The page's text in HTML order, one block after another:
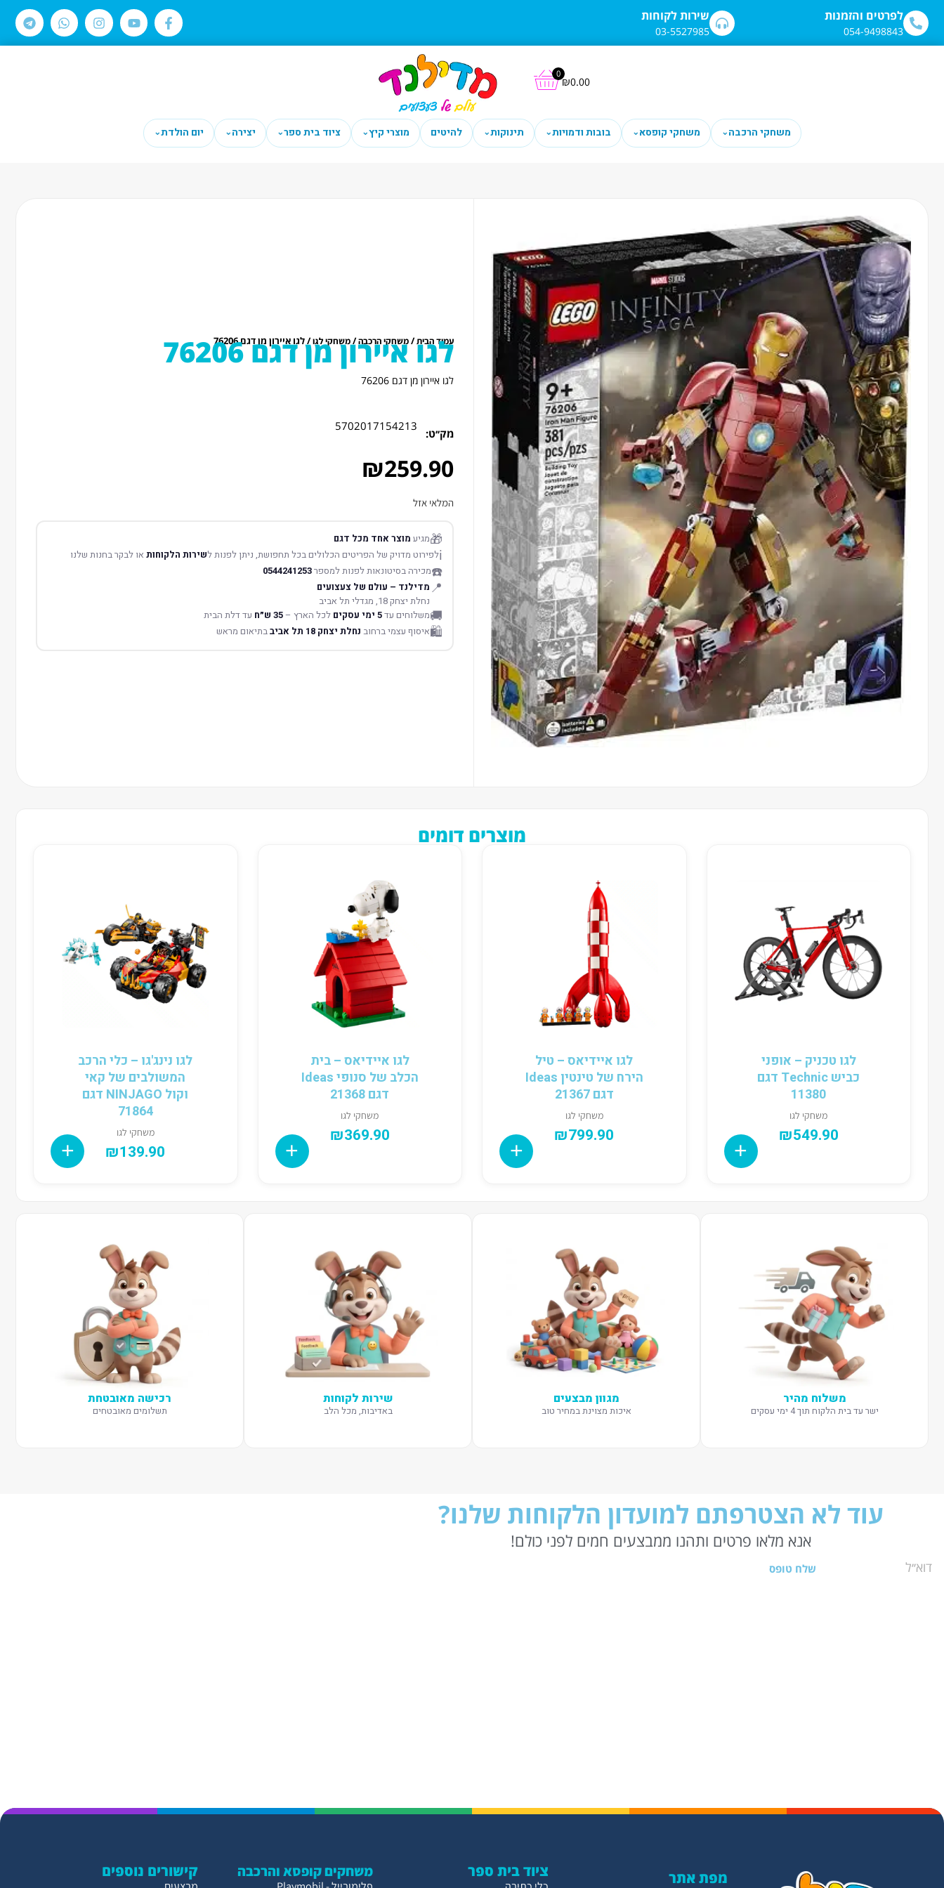
לתוכן שירות לקוחות
03-5527985
לפרטים והזמנות
054-9498843
₪0.00
0
משחקי הרכבה⌄ משחקי קופסא⌄ בובות ודמויות⌄ תינוקות⌄ להיטים מוצרי קיץ⌄ ציוד בית ספר⌄ יצירה⌄ יום הולדת⌄
עמוד הבית/משחקי הרכבה/משחקי לגו/ לגו איירון מן דגם 76206
לגו איירון מן דגם 76206
לגו איירון מן דגם 76206
מק׳׳ט:
5702017154213
₪259.90
המלאי אזל
🎁מגיע מוצר אחד מכל דגם
ℹ️לפירוט מדויק של הפריטים הכלולים בכל תחפושת, ניתן לפנות לשירות הלקוחותאו לבקר בחנות שלנו
☎️מכירה בסיטונאות לפנות למספר0544241253
📍 מדילנד – עולם של צעצועים
נחלת יצחק 18, מגדלי תל אביב
🚚משלוחים עד5 ימי עסקים לכל הארץ –35 ש״ח עד דלת הבית
🛍️איסוף עצמי ברחוב נחלת יצחק 18 תל אביב בתיאום מראש
מוצרים דומים
לגו טכניק – אופני
כביש Technic דגם
11380
משחקי לגו
₪549.90
לגו איידיאס – טיל
הירח של טינטין Ideas
דגם 21367
משחקי לגו
₪799.90
לגו איידיאס – בית
הכלב של סנופי Ideas
דגם 21368
משחקי לגו
₪369.90
לגו נינג'גו – כלי הרכב
המשולבים של קאי
וקול NINJAGO דגם
71864
משחקי לגו
₪139.90
משלוח מהיר
ישר עד בית הלקוח תוך 4 ימי עסקים
מגוון מבצעים
איכות מצוינת במחיר טוב
שירות לקוחות
באדיבות, מכל הלב
רכישה מאובטחת
תשלומים מאובטחים
עוד לא הצטרפתם למועדון הלקוחות שלנו?
אנא מלאו פרטים ותהנו ממבצעים חמים לפני כולם!
שלח טופס
קישורים נוספים משחקים קופסא והרכבה ציוד בית ספר מפת אתר